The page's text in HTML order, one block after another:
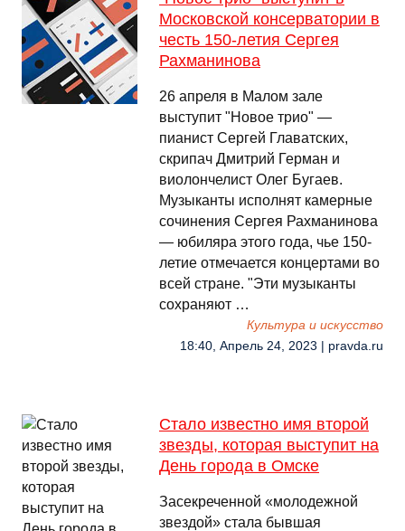
Московской консерватории в
честь 150-летия Сергея
Рахманинова
26 апреля в Малом зале
выступит "Новое трио" —
пианист Сергей Главатских,
скрипач Дмитрий Герман и
виолончелист Олег Бугаев.
Музыканты исполнят камерные
сочинения Сергея Рахманинова
— юбиляра этого года, чье 150-
летие отмечается концертами во
всей стране. "Эти музыканты
сохраняют …
Культура и искусство
18:40, Апрель 24, 2023 | pravda.ru
Стало известно имя второй
звезды, которая выступит на
День города в Омске
Засекреченной «молодежной
звездой» стала бывшая